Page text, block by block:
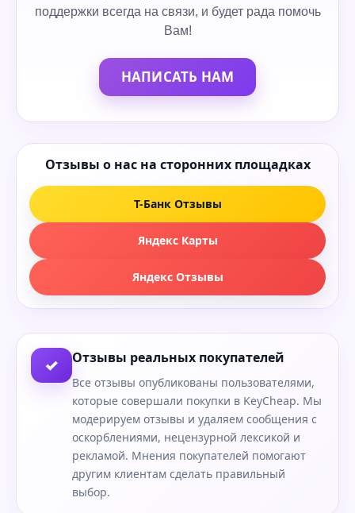
поддержки всегда на связи, и будет рада помочь
Вам!
НАПИСАТЬ НАМ
Отзывы о нас на сторонних площадках
Т-Банк Отзывы
Яндекс Карты
Яндекс Отзывы
✓ Отзывы реальных покупателей
Все отзывы опубликованы пользователями,
которые совершали покупки в KeyCheap. Мы
модерируем отзывы и удаляем сообщения с
оскорблениями, нецензурной лексикой и
рекламой. Мнения покупателей помогают
другим клиентам сделать правильный
выбор.